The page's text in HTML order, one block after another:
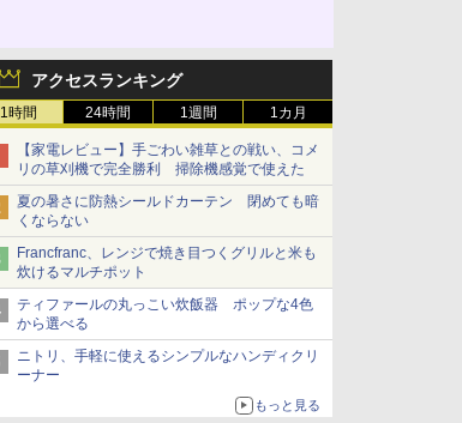
アクセスランキング
1時間 24時間 1週間 1カ月
【家電レビュー】手ごわい雑草との戦い、コメ
リの草刈機で完全勝利 掃除機感覚で使えた
夏の暑さに防熱シールドカーテン 閉めても暗
くならない
Francfranc、レンジで焼き目つくグリルと米も
炊けるマルチポット
ティファールの丸っこい炊飯器 ポップな4色
から選べる
ニトリ、手軽に使えるシンプルなハンディクリ
ーナー
もっと見る